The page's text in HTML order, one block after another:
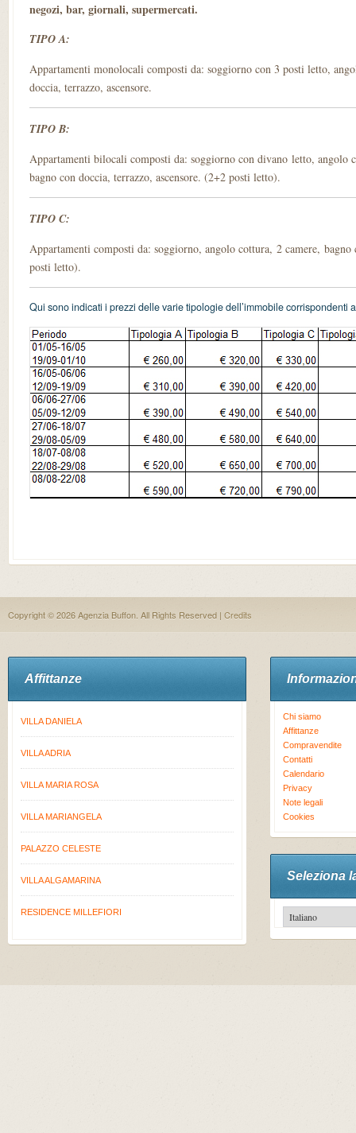
negozi, bar, giornali, supermercati.
TIPO A:
Appartamenti monolocali composti da: soggiorno con 3 posti letto,
doccia, terrazzo, ascensore.
TIPO B:
Appartamenti bilocali composti da: soggiorno con divano letto, angolo
bagno con doccia, terrazzo, ascensore. (2+2 posti letto).
TIPO C:
Appartamenti composti da: soggiorno, angolo cottura, 2 camere,
posti letto).
Qui sono indicati i prezzi delle varie tipologie dell’immobile corrispondenti
Copyright © 2026 Agenzia Buffon. All Rights Reserved | Credits
Affittanze
VILLA DANIELA
VILLA ADRIA
VILLA MARIA ROSA
VILLA MARIANGELA
PALAZZO CELESTE
VILLA ALGAMARINA
RESIDENCE MILLEFIORI
Chi siamo
Affittanze
Compravendite
Contatti
Calendario
Privacy
Note legali
Cookies
Seleziona